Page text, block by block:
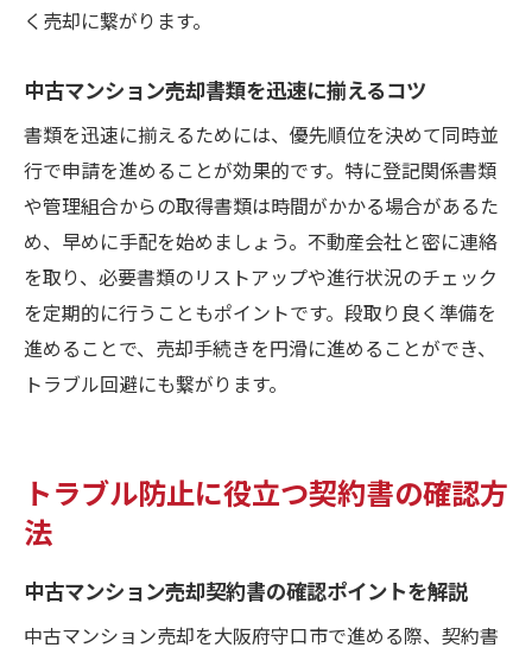
く売却に繋がります。
中古マンション売却書類を迅速に揃えるコツ
書類を迅速に揃えるためには、優先順位を決めて同時並
行で申請を進めることが効果的です。特に登記関係書類
や管理組合からの取得書類は時間がかかる場合があるた
め、早めに手配を始めましょう。不動産会社と密に連絡
を取り、必要書類のリストアップや進行状況のチェック
を定期的に行うこともポイントです。段取り良く準備を
進めることで、売却手続きを円滑に進めることができ、
トラブル回避にも繋がります。
トラブル防止に役立つ契約書の確認方
法
中古マンション売却契約書の確認ポイントを解説
中古マンション売却を大阪府守口市で進める際、契約書